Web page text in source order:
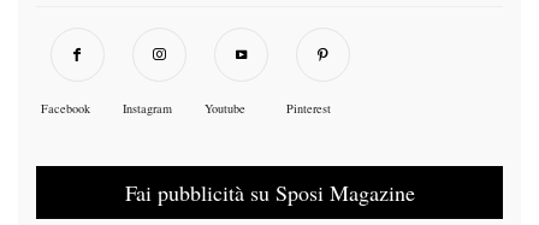
Facebook Instagram Youtube Pinterest
Fai pubblicità su Sposi Magazine